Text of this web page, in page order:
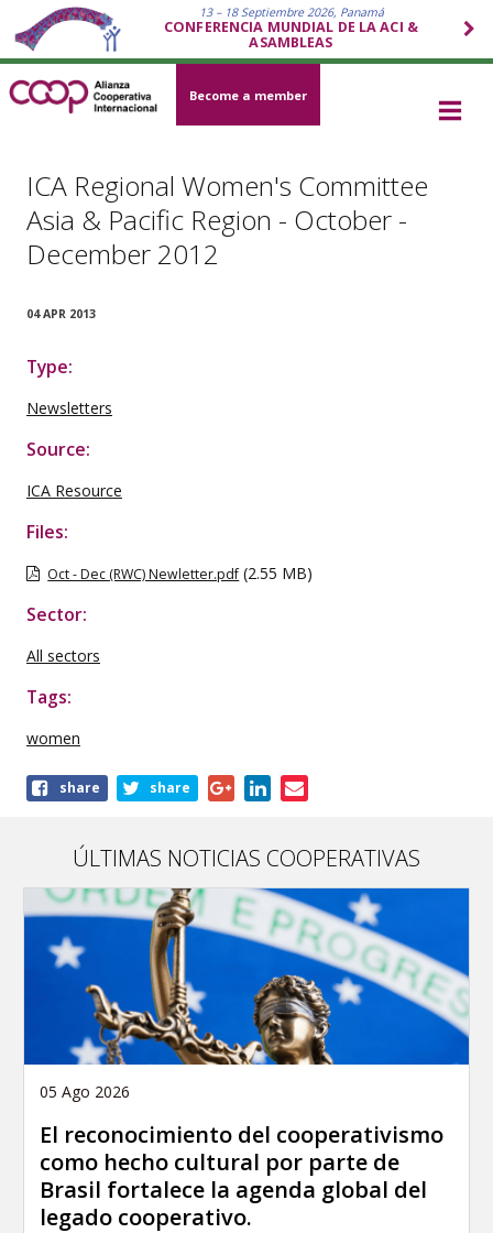
13 – 18 Septiembre 2026, Panamá
CONFERENCIA MUNDIAL DE LA ACI &
ASAMBLEAS
Become a member
ICA Regional Women's Committee
Asia & Pacific Region - October -
December 2012
04 APR 2013
Type:
Newsletters
Source:
ICA Resource
Files:
Oct - Dec (RWC) Newletter.pdf (2.55 MB)
Sector:
All sectors
Tags:
women
Shareshare share
ÚLTIMAS NOTICIAS COOPERATIVAS
05 Ago 2026
El reconocimiento del cooperativismo
como hecho cultural por parte de
Brasil fortalece la agenda global del
legado cooperativo.